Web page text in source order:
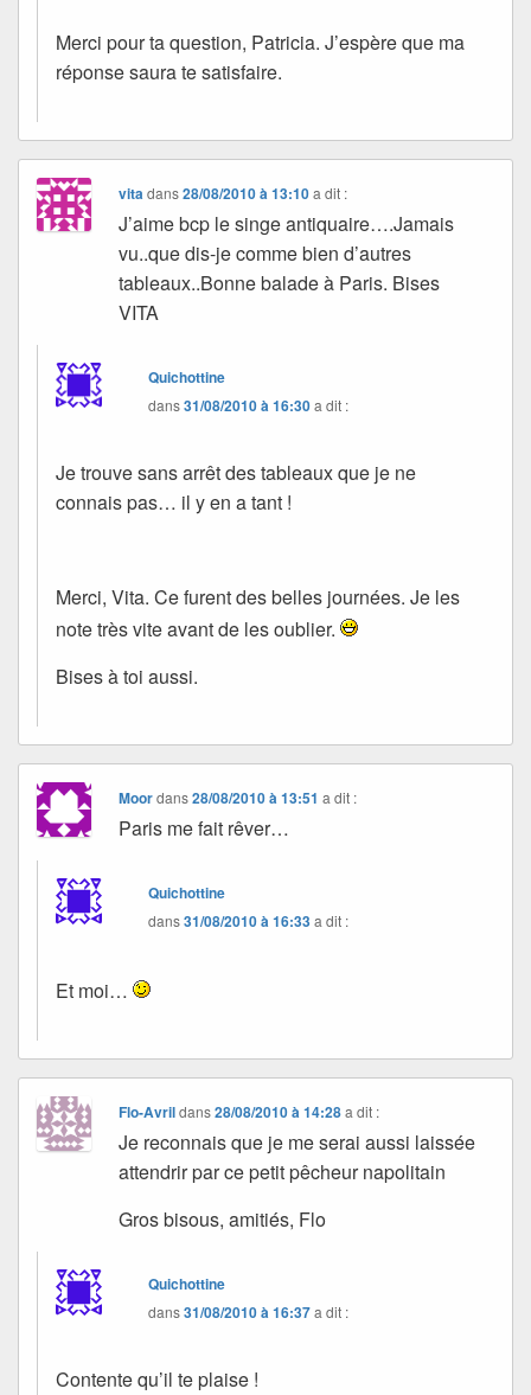
Merci pour ta question, Patricia. J’espère que ma
réponse saura te satisfaire.
vitadans28/08/2010 à 13:10 a dit :
J’aime bcp le singe antiquaire….Jamais
vu..que dis-je comme bien d’autres
tableaux..Bonne balade à Paris. Bises
VITA
Quichottine
dans31/08/2010 à 16:30a dit :
Je trouve sans arrêt des tableaux que je ne
connais pas… il y en a tant !
Merci, Vita. Ce furent des belles journées. Je les
note très vite avant de les oublier.
Bises à toi aussi.
Moordans28/08/2010 à 13:51 a dit :
Paris me fait rêver…
Quichottine
dans31/08/2010 à 16:33a dit :
Et moi…
Flo-Avrildans28/08/2010 à 14:28 a dit :
Je reconnais que je me serai aussi laissée
attendrir par ce petit pêcheur napolitain
Gros bisous, amitiés, Flo
Quichottine
dans31/08/2010 à 16:37a dit :
Contente qu’il te plaise !